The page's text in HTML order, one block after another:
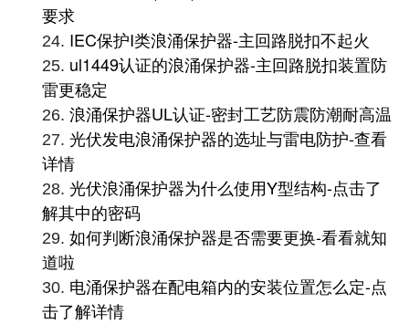
要求
24. IEC保护I类浪涌保护器-主回路脱扣不起火
25. ul1449认证的浪涌保护器-主回路脱扣装置防
雷更稳定
26. 浪涌保护器UL认证-密封工艺防震防潮耐高温
27. 光伏发电浪涌保护器的选址与雷电防护-查看
详情
28. 光伏浪涌保护器为什么使用Y型结构-点击了
解其中的密码
29. 如何判断浪涌保护器是否需要更换-看看就知
道啦
30. 电涌保护器在配电箱内的安装位置怎么定-点
击了解详情